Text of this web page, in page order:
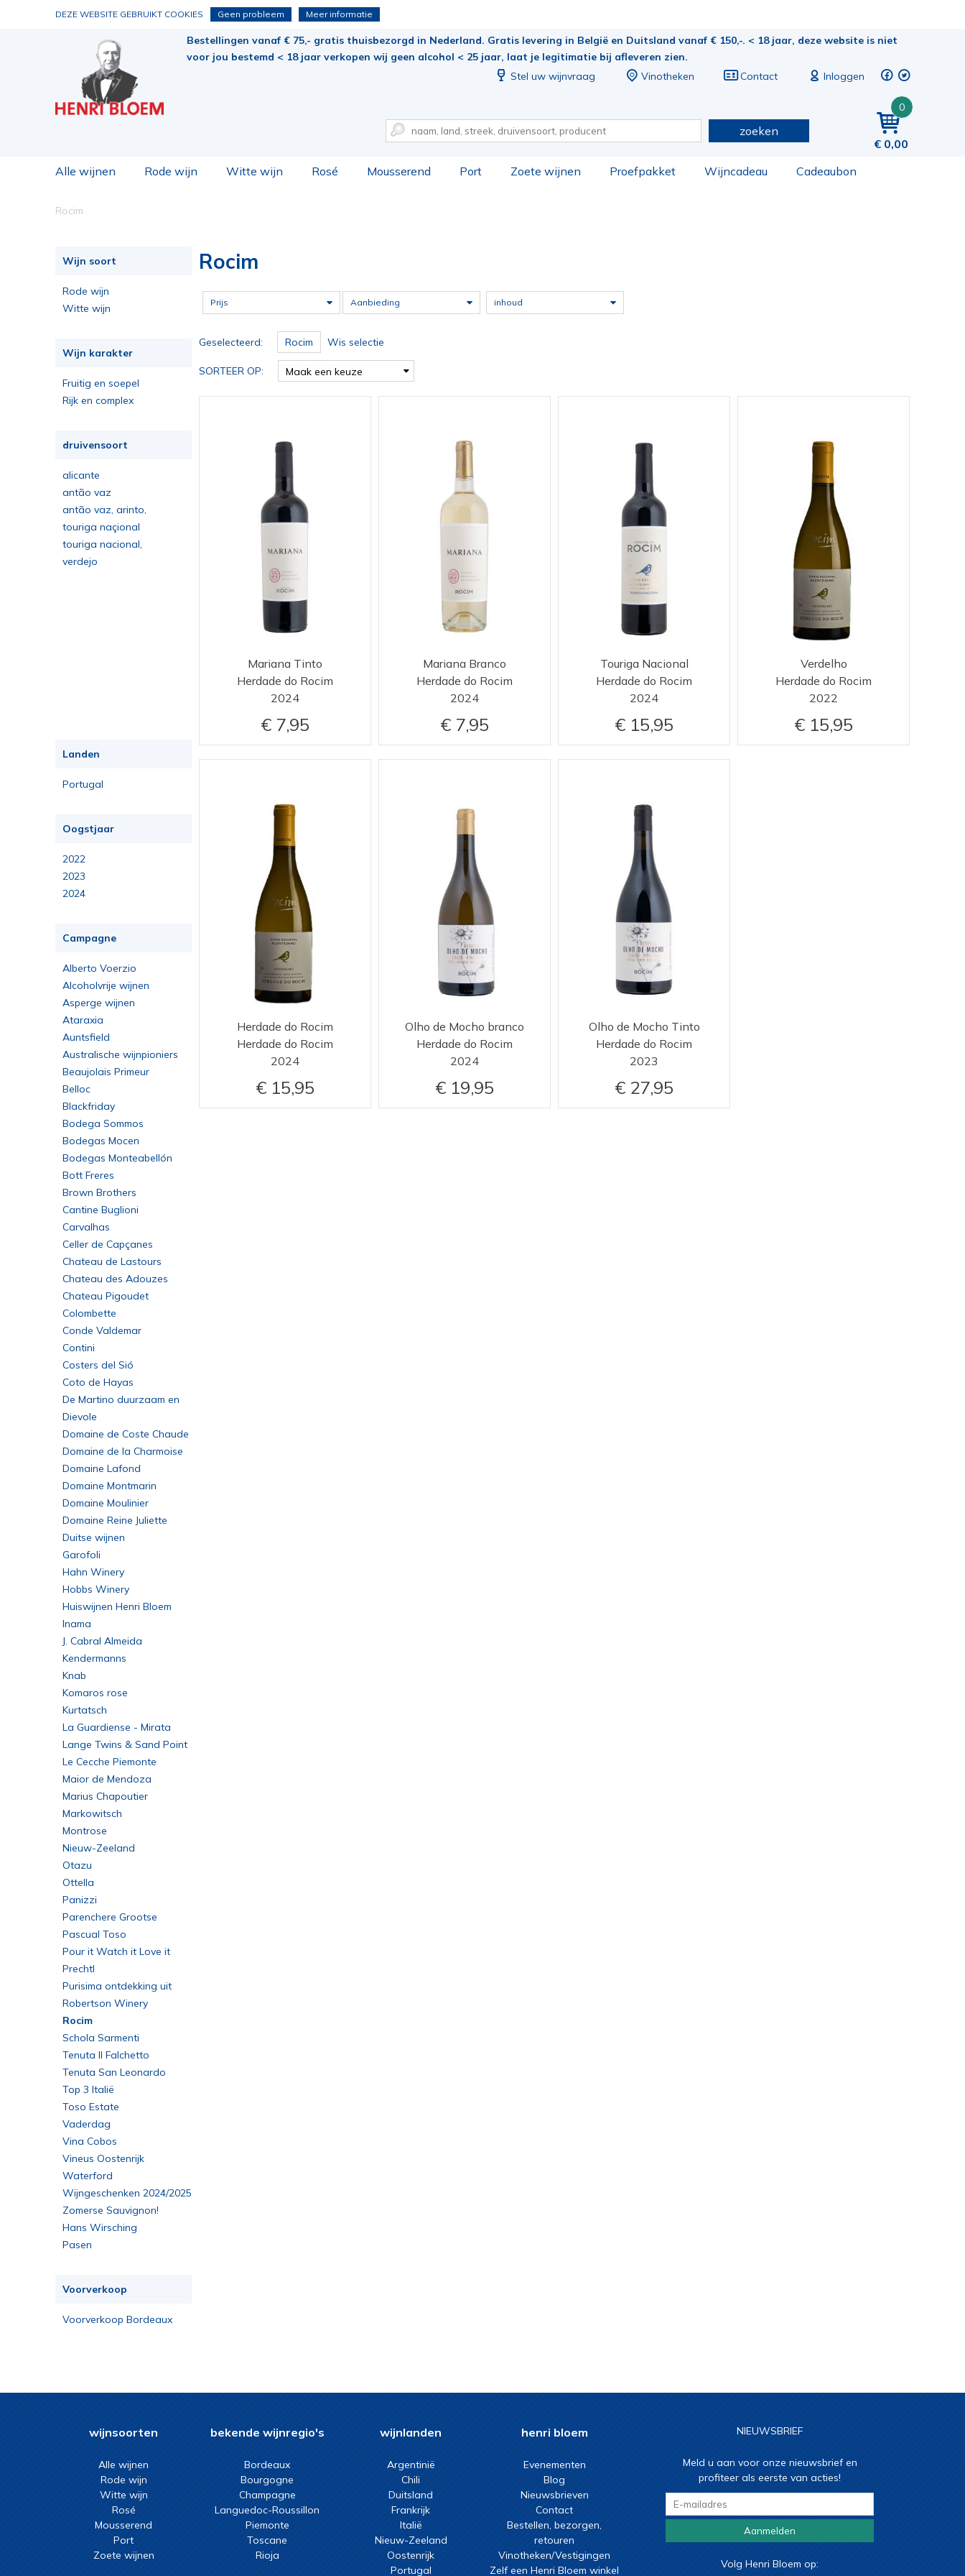
DEZE WEBSITE GEBRUIKT COOKIES Geen probleem Meer informatie
Bestellingen vanaf € 75,- gratis thuisbezorgd in Nederland. Gratis levering in België en Duitsland vanaf € 150,-. < 18 jaar, deze website is niet
voor jou bestemd < 18 jaar verkopen wij geen alcohol < 25 jaar, laat je legitimatie bij afleveren zien.
Stel uw wijnvraag
Vinotheken Contact Inloggen
0
0,00
zoeken
Alle wijnen Rode wijn Witte wijn Rosé Mousserend Port Zoete wijnen Proefpakket Wijncadeau Cadeaubon
Rocim
Wijn soort
Rode wijn
Witte wijn
Wijn karakter
Fruitig en soepel
Rijk en complex
druivensoort
alicante
bouschet,trincadeira
antão vaz
antão vaz, arinto,
alvarinho
touriga naçional
touriga nacional,
aragonez, alicante
verdejo
Landen
Portugal
Oogstjaar
2022
2023
2024
Campagne
Alberto Voerzio
Alcoholvrije wijnen
Asperge wijnen
Ataraxia
Auntsfield
Australische wijnpioniers
Beaujolais Primeur
Belloc
Blackfriday
Bodega Sommos
Bodegas Mocen
Bodegas Monteabellón
Bott Freres
Brown Brothers
Cantine Buglioni
Carvalhas
Celler de Capçanes
Chateau de Lastours
Chateau des Adouzes
Chateau Pigoudet
Colombette
Conde Valdemar
Contini
Costers del Sió
Coto de Hayas
De Martino duurzaam en
innovatief
Dievole
Domaine de Coste Chaude
Domaine de la Charmoise
Domaine Lafond
Domaine Montmarin
Domaine Moulinier
Domaine Reine Juliette
Duitse wijnen
Garofoli
Hahn Winery
Hobbs Winery
Huiswijnen Henri Bloem
Inama
J. Cabral Almeida
Kendermanns
Knab
Komaros rose
Kurtatsch
La Guardiense - Mirata
Lange Twins & Sand Point
Le Cecche Piemonte
Maior de Mendoza
Marius Chapoutier
Markowitsch
Montrose
Nieuw-Zeeland
Otazu
Ottella
Panizzi
Parenchere Grootse
Bordeaux
Pascual Toso
Pour it Watch it Love it
Prechtl
Purisima ontdekking uit
Yecla
Robertson Winery
Rocim
Schola Sarmenti
Tenuta Il Falchetto
Tenuta San Leonardo
Top 3 Italië
Toso Estate
Vaderdag
Vina Cobos
Vineus Oostenrijk
Waterford
Wijngeschenken 2024/2025
Zomerse Sauvignon!
Hans Wirsching
Pasen
Voorverkoop
Voorverkoop Bordeaux
Rocim
Prijs Aanbieding inhoud
Geselecteerd: Rocim Wis selectie
SORTEER OP: Maak een keuze
Mariana Tinto
Herdade do Rocim
2024
7,95
Mariana Branco
Herdade do Rocim
2024
7,95
Touriga Nacional
Herdade do Rocim
2024
15,95
Verdelho
Herdade do Rocim
2022
15,95
Herdade do Rocim
Herdade do Rocim
2024
15,95
Olho de Mocho branco
Herdade do Rocim
2024
19,95
Olho de Mocho Tinto
Herdade do Rocim
2023
27,95
wijnsoorten
Alle wijnen
Rode wijn
Witte wijn
Rosé
Mousserend
Port
Zoete wijnen
bekende wijnregio's
Bordeaux
Bourgogne
Champagne
Languedoc-Roussillon
Piemonte
Toscane
Rioja
wijnlanden
Argentinië
Chili
Duitsland
Frankrijk
Italië
Nieuw-Zeeland
Oostenrijk
Portugal
henri bloem
Evenementen
Blog
Nieuwsbrieven
Contact
Bestellen, bezorgen,
retouren
Vinotheken/Vestigingen
Zelf een Henri Bloem winkel
NIEUWSBRIEF
Meld u aan voor onze nieuwsbrief en
profiteer als eerste van acties!
Aanmelden
Volg Henri Bloem op: